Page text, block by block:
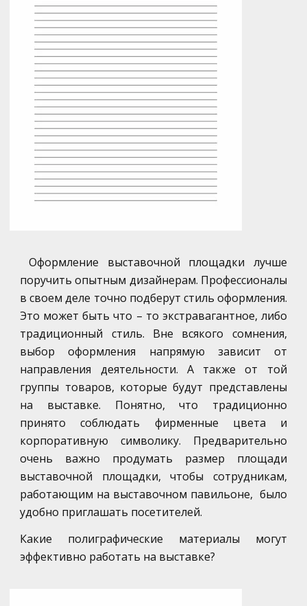
Оформление выставочной площадки лучше
поручить опытным дизайнерам. Профессионалы
в своем деле точно подберут стиль оформления.
Это может быть что – то экстравагантное, либо
традиционный стиль. Вне всякого сомнения,
выбор оформления напрямую зависит от
направления деятельности. А также от той
группы товаров, которые будут представлены
на выставке. Понятно, что традиционно
принято соблюдать фирменные цвета и
корпоративную символику. Предварительно
очень важно продумать размер площади
выставочной площадки, чтобы сотрудникам,
работающим на выставочном павильоне, было
удобно приглашать посетителей.
Какие полиграфические материалы могут
эффективно работать на выставке?